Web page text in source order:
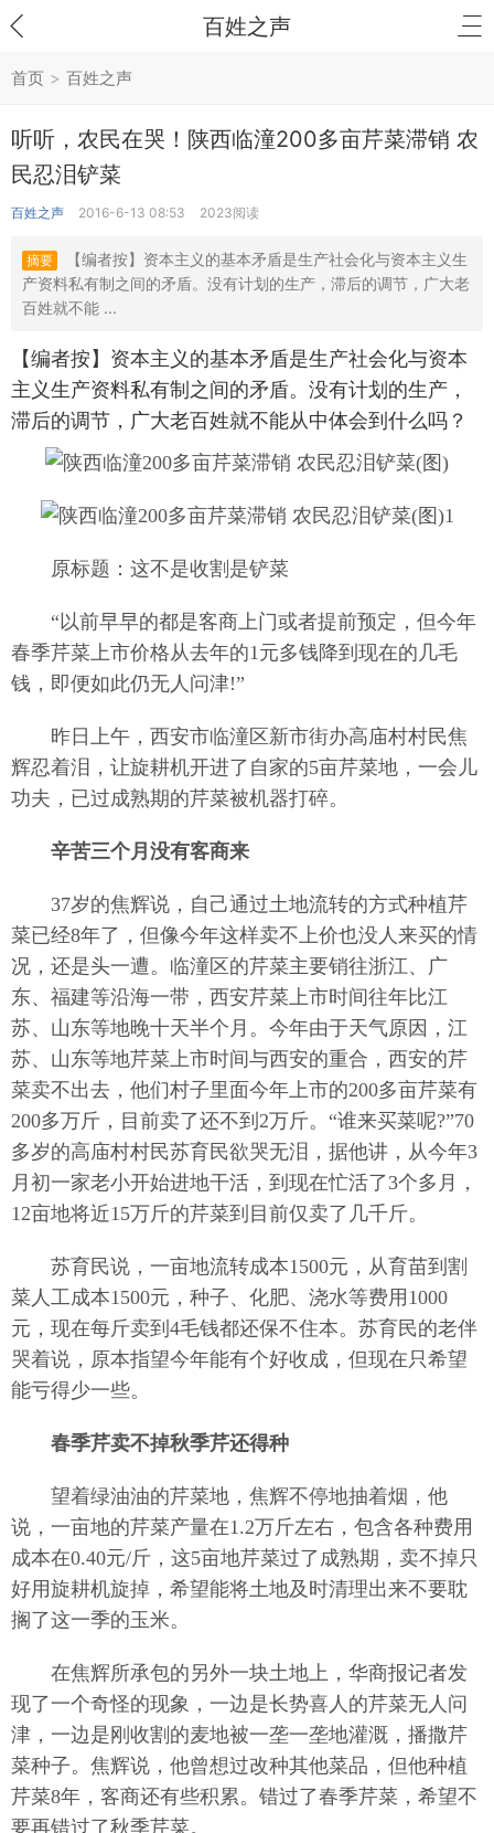
百姓之声
首页 > 百姓之声
听听，农民在哭！陕西临潼200多亩芹菜滞销 农
民忍泪铲菜
百姓之声 2016-6-13 08:53 2023阅读
摘要
【编者按】资本主义的基本矛盾是生产社会化与资本主义生
产资料私有制之间的矛盾。没有计划的生产，滞后的调节，广大老
百姓就不能 ...
【编者按】 资本主义的基本矛盾是生产社会化与资本
主义生产资料私有制之间的矛盾。没有计划的生产，
滞后的调节，广大老百姓就不能从中体会到什么吗？
原标题：这不是收割是铲菜
“以前早早的都是客商上门或者提前预定，但今年
春季芹菜上市价格从去年的1元多钱降到现在的几毛
钱，即便如此仍无人问津!”
昨日上午，西安市临潼区新市街办高庙村村民焦
辉忍着泪，让旋耕机开进了自家的5亩芹菜地，一会儿
功夫，已过成熟期的芹菜被机器打碎。
辛苦三个月没有客商来
37岁的焦辉说，自己通过土地流转的方式种植芹
菜已经8年了，但像今年这样卖不上价也没人来买的情
况，还是头一遭。临潼区的芹菜主要销往浙江、广
东、福建等沿海一带，西安芹菜上市时间往年比江
苏、山东等地晚十天半个月。今年由于天气原因，江
苏、山东等地芹菜上市时间与西安的重合，西安的芹
菜卖不出去，他们村子里面今年上市的200多亩芹菜有
200多万斤，目前卖了还不到2万斤。“谁来买菜呢?”70
多岁的高庙村村民苏育民欲哭无泪，据他讲，从今年3
月初一家老小开始进地干活，到现在忙活了3个多月，
12亩地将近15万斤的芹菜到目前仅卖了几千斤。
苏育民说，一亩地流转成本1500元，从育苗到割
菜人工成本1500元，种子、化肥、浇水等费用1000
元，现在每斤卖到4毛钱都还保不住本。苏育民的老伴
哭着说，原本指望今年能有个好收成，但现在只希望
能亏得少一些。
春季芹卖不掉秋季芹还得种
望着绿油油的芹菜地，焦辉不停地抽着烟，他
说，一亩地的芹菜产量在1.2万斤左右，包含各种费用
成本在0.40元/斤，这5亩地芹菜过了成熟期，卖不掉只
好用旋耕机旋掉，希望能将土地及时清理出来不要耽
搁了这一季的玉米。
在焦辉所承包的另外一块土地上，华商报记者发
现了一个奇怪的现象，一边是长势喜人的芹菜无人问
津，一边是刚收割的麦地被一垄一垄地灌溉，播撒芹
菜种子。焦辉说，他曾想过改种其他菜品，但他种植
芹菜8年，客商还有些积累。错过了春季芹菜，希望不
要再错过了秋季芹菜。